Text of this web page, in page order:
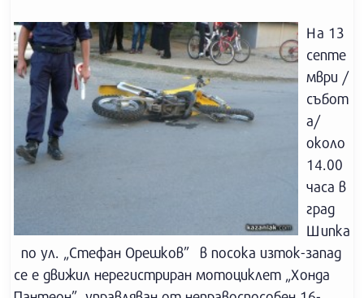
На 13
септе
мври /
събот
а/
около
14.00
часа в
град
Шипка
по ул. „Стефан Орешков” в посока изток-запад
се е движил нерегистриран мотоциклет „Хонда